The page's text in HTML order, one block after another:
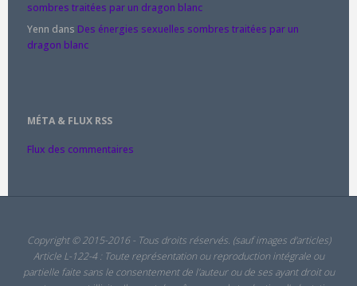
sombres traitées par un dragon blanc
Yenn dans Des énergies sexuelles sombres traitées par un
dragon blanc
MÉTA & FLUX RSS
Flux des commentaires
Copyright © 2015-2016 - Tous droits réservés. (sauf images d'articles)
Article L-122-4 : Toute représentation ou reproduction intégrale ou
partielle faite sans le consentement de l'auteur ou de ses ayant droit ou